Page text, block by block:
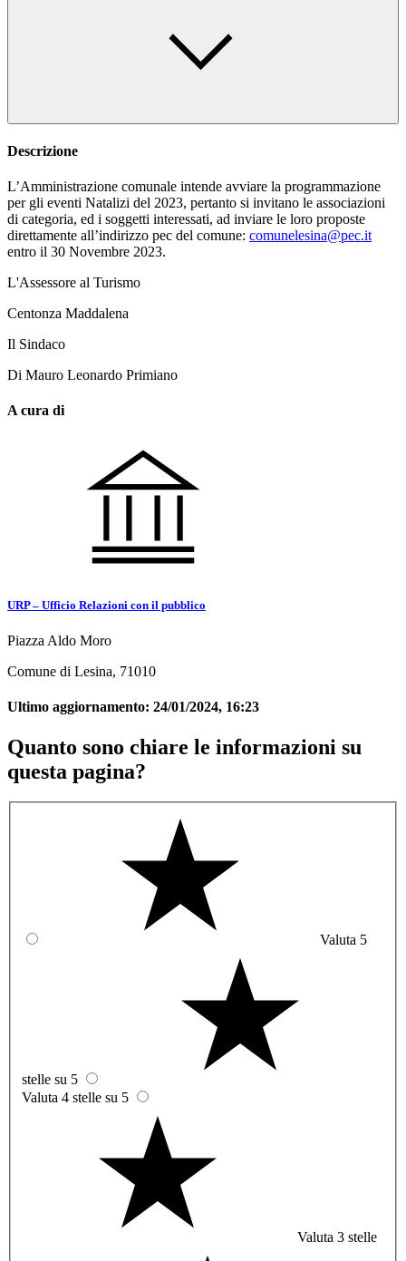
Descrizione
L’Amministrazione comunale intende avviare la programmazione
per gli eventi Natalizi del 2023, pertanto si invitano le associazioni
di categoria, ed i soggetti interessati, ad inviare le loro proposte
direttamente all’indirizzo pec del comune: comunelesina@pec.it
entro il 30 Novembre 2023.
L'Assessore al Turismo
Centonza Maddalena
Il Sindaco
Di Mauro Leonardo Primiano
A cura di
URP – Ufficio Relazioni con il pubblico
Piazza Aldo Moro
Comune di Lesina, 71010
Ultimo aggiornamento: 24/01/2024, 16:23
Quanto sono chiare le informazioni su
questa pagina?
Valuta 5
stelle su 5
Valuta 4 stelle su 5
Valuta 3 stelle